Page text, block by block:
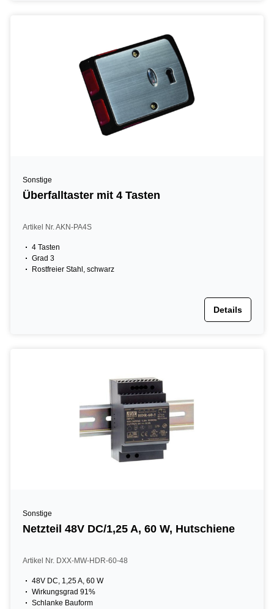
Sonstige
Überfalltaster mit 4 Tasten
Artikel Nr. AKN-PA4S
4 Tasten
Grad 3
Rostfreier Stahl, schwarz
Details
Sonstige
Netzteil 48V DC/1,25 A, 60 W, Hutschiene
Artikel Nr. DXX-MW-HDR-60-48
48V DC, 1,25 A, 60 W
Wirkungsgrad 91%
Schlanke Bauform